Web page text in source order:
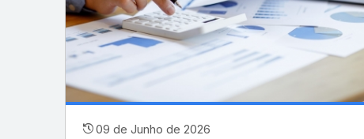
history09 de Junho de 2026